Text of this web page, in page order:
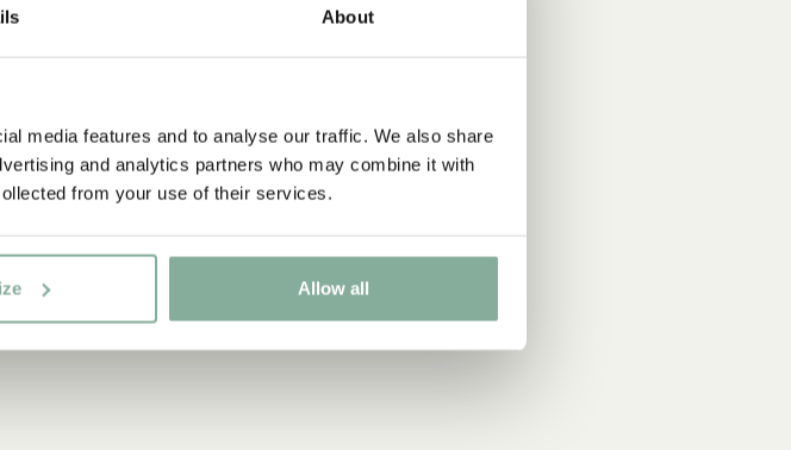
About
media features and to analyse our traffic. We also share
and analytics partners who may combine it with
from your use of their services.
Allow all
6-9 ÅR
UNGA VUXNA